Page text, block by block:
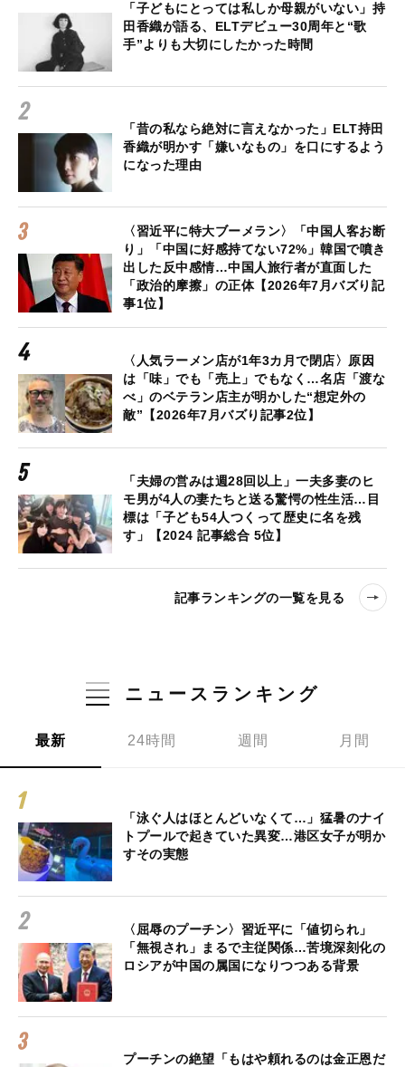
「子どもにとっては私しか母親がいない」持
田香織が語る、ELTデビュー30周年と“歌
手”よりも大切にしたかった時間
「昔の私なら絶対に言えなかった」ELT持田
香織が明かす「嫌いなもの」を口にするよう
になった理由
〈習近平に特大ブーメラン〉「中国人客お断
り」「中国に好感持てない72%」韓国で噴き
出した反中感情…中国人旅行者が直面した
「政治的摩擦」の正体【2026年7月バズり記
事1位】
〈人気ラーメン店が1年3カ月で閉店〉原因
は「味」でも「売上」でもなく…名店「渡な
べ」のベテラン店主が明かした“想定外の
敵”【2026年7月バズり記事2位】
「夫婦の営みは週28回以上」一夫多妻のヒ
モ男が4人の妻たちと送る驚愕の性生活…目
標は「子ども54人つくって歴史に名を残
す」【2024 記事総合 5位】
記事ランキングの一覧を見る
ニュースランキング
最新 24時間 週間 月間
「泳ぐ人はほとんどいなくて…」猛暑のナイ
トプールで起きていた異変…港区女子が明か
すその実態
〈屈辱のプーチン〉習近平に「値切られ」
「無視され」まるで主従関係…苦境深刻化の
ロシアが中国の属国になりつつある背景
プーチンの絶望「もはや頼れるのは金正恩だ